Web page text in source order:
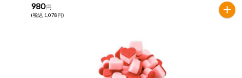
よりどりでお
トク
980 円
(税込 1,078円)